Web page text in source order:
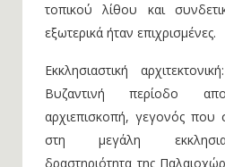
τοπικού λίθου και
εξωτερικά ήταν επιχρισμένες.
Εκκλησιαστική
Βυζαντινή περίοδο
αρχιεπισκοπή, γεγονός που
στη μεγάλη
δραστηριότητα της